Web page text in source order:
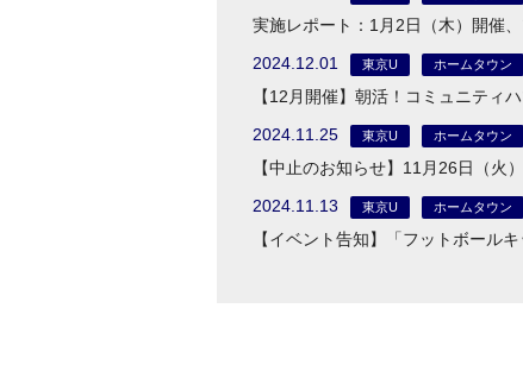
実施レポート：1月2日（木）開催
2024.12.01
東京U ホームタウン
【12月開催】朝活！コミュニティ
2024.11.25
東京U ホームタウン
【中止のお知らせ】11月26日（火
2024.11.13
東京U ホームタウン
【イベント告知】「フットボール